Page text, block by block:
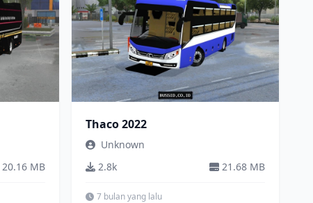
20.16 MB
Thaco 2022
Unknown
2.8k
21.68 MB
7 bulan yang lalu